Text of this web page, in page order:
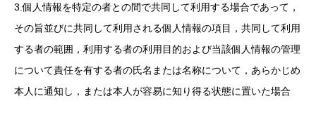
3.個人情報を特定の者との間で共同して利用する場合であって，
その旨並びに共同して利用される個人情報の項目，共同して利用
する者の範囲，利用する者の利用目的および当該個人情報の管理
について責任を有する者の氏名または名称について，あらかじめ
本人に通知し，または本人が容易に知り得る状態に置いた場合